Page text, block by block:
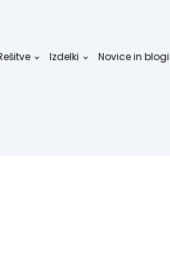
Izdelki Novice in blogi